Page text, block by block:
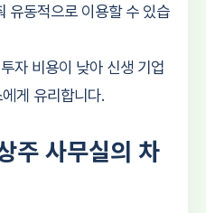
유동적으로 이용할 수 있습
자 비용이 낮아 신생 기업
게 유리합니다.
주 사무실의 차